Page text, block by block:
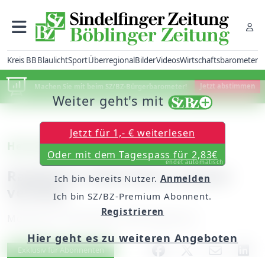
Kreis BBBlaulichtSportÜberregionalBilderVideosWirtschaftsbarometer
Machen Sie mit beim SZ/BZ-Bürgerbarometer! Jetzt abstimmen
Herrenberg
Radfahrer beim Sturz schwer
verletzt
Montag, 03. Dezember 2018, 06:00 Uhr
Artikel vorlesen
Exklusiv für Abonnenten
Weiter geht's mit
Jetzt für 1,- € weiterlesen
Oder mit dem Tagespass für 2,83€
endet automatisch
Ich bin bereits Nutzer. Anmelden
Ich bin SZ/BZ-Premium Abonnent.
Registrieren
Hier geht es zu weiteren Angeboten